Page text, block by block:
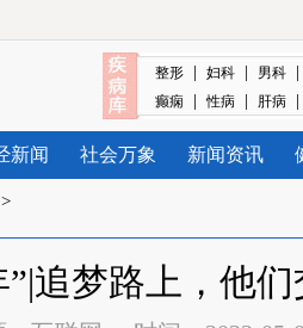
整形 | 妇科 | 男科 |
癫痫 | 性病 | 肝病 |
新闻 社会万象 新闻资讯
>
追梦路上，他